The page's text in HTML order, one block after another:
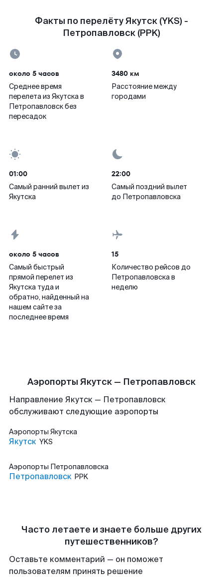
Факты по перелёту Якутск (YKS) -
Петропавловск (PPK)
около 5 часов
Среднее время
перелета из Якутска в
Петропавловск без
пересадок
3480 км
Расстояние между
городами
01:00
Самый ранний вылет из
Якутска
22:00
Самый поздний вылет
до Петропавловска
около 5 часов
Самый быстрый
прямой перелет из
Якутска туда и
обратно, найденный на
нашем сайте за
последнее время
15
Количество рейсов до
Петропавловска в
неделю
Аэропорты Якутск — Петропавловск
Направление Якутск — Петропавловск
обслуживают следующие аэропорты
Аэропорты Якутска
Якутск YKS
Аэропорты Петропавловска
Петропавловск PPK
Часто летаете и знаете больше других
путешественников?
Оставьте комментарий — он поможет
пользователям принять решение